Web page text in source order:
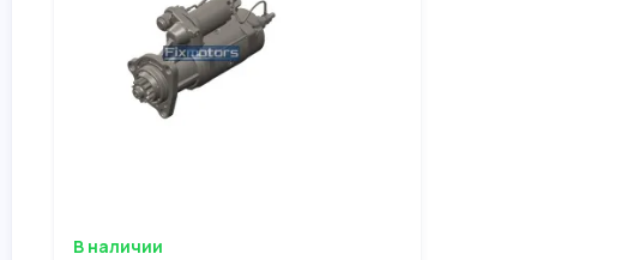
В наличии